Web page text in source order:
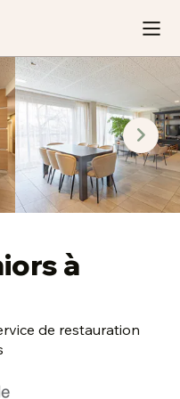
à
de restauration